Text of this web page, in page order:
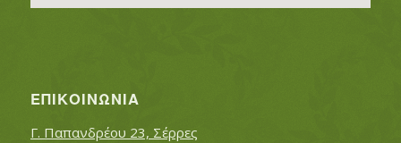
ΕΠΙΚΟΙΝΩΝΊΑ
Γ. Παπανδρέου 23, Σέρρες